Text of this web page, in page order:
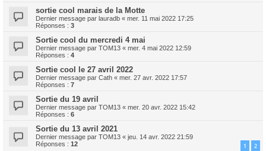
sortie cool marais de la Motte
Dernier message par lauradb « mer. 11 mai 2022 17:25
Réponses : 3
Sortie cool du mercredi 4 mai
Dernier message par TOM13 « mer. 4 mai 2022 12:59
Réponses : 4
Sortie cool le 27 avril 2022
Dernier message par Cath « mer. 27 avr. 2022 17:57
Réponses : 7
Sortie du 19 avril
Dernier message par TOM13 « mer. 20 avr. 2022 15:42
Réponses : 6
Sortie du 13 avril 2021
Dernier message par TOM13 « jeu. 14 avr. 2022 21:59
Réponses : 12 1 2